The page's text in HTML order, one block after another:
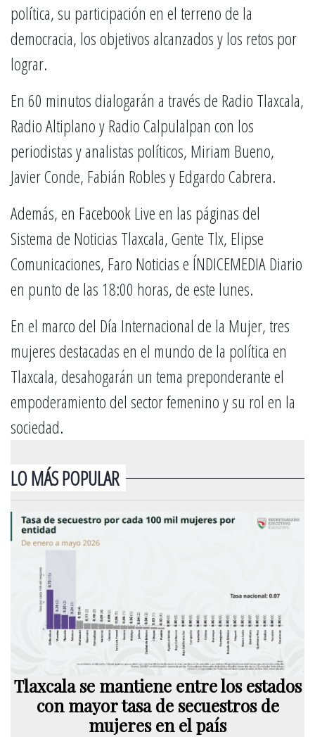
política, su participación en el terreno de la
democracia, los objetivos alcanzados y los retos por
lograr.
En 60 minutos dialogarán a través de Radio Tlaxcala,
Radio Altiplano y Radio Calpulalpan con los
periodistas y analistas políticos, Miriam Bueno,
Javier Conde, Fabián Robles y Edgardo Cabrera.
Además, en Facebook Live en las páginas del
Sistema de Noticias Tlaxcala, Gente Tlx, Elipse
Comunicaciones, Faro Noticias e ÍNDICEMEDIA Diario
en punto de las 18:00 horas, de este lunes.
En el marco del Día Internacional de la Mujer, tres
mujeres destacadas en el mundo de la política en
Tlaxcala, desahogarán un tema preponderante el
empoderamiento del sector femenino y su rol en la
sociedad.
LO MÁS POPULAR
Tlaxcala se mantiene entre los estados
con mayor tasa de secuestros de
mujeres en el país